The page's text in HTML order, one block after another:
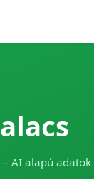
AI alapú adatok